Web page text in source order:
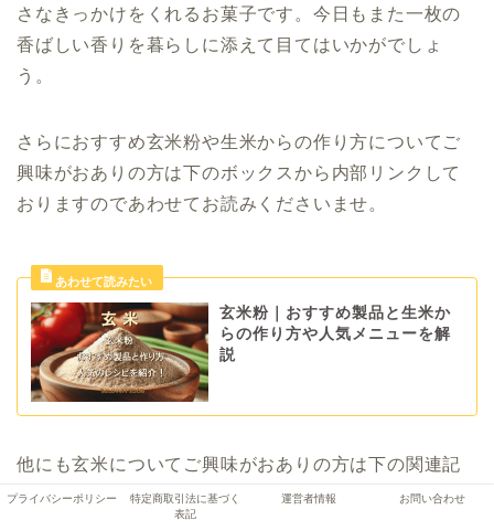
さなきっかけをくれるお菓子です。今日もまた一枚の
香ばしい香りを暮らしに添えて目てはいかがでしょ
う。
さらにおすすめ玄米粉や生米からの作り方についてご
興味がおありの方は下のボックスから内部リンクして
おりますのであわせてお読みくださいませ。
玄米粉｜おすすめ製品と生米か
らの作り方や人気メニューを解
説
他にも玄米についてご興味がおありの方は下の関連記
事もご覧ください。それではよい玄米ライフをお送り
プライバシーポリシー
特定商取引法に基づく
表記
運営者情報 お問い合わせ